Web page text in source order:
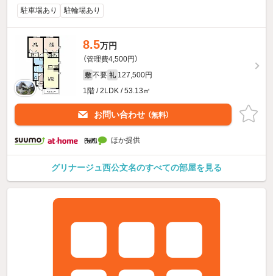
駐車場あり
駐輪場あり
8.5万円
（管理費4,500円）
敷 不要 礼 127,500円
1階 / 2LDK / 53.13㎡
お問い合わせ （無料）
ほか提供
グリナージュ西公文名のすべての部屋を見る